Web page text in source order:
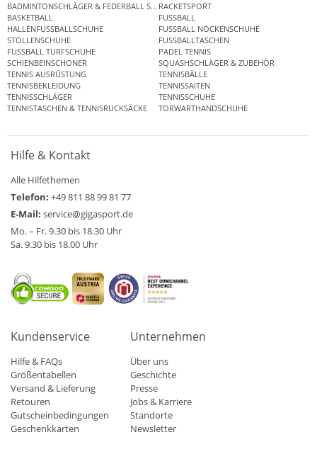
BADMINTONSCHLÄGER & FEDERBALL SETSRACKETSPORT
BASKETBALL
FUSSBALL
HALLENFUSSBALLSCHUHE
FUSSBALL NOCKENSCHUHE
STOLLENSCHUHE
FUSSBALLTASCHEN
FUSSBALL TURFSCHUHE
PADEL TENNIS
SCHIENBEINSCHONER
SQUASHSCHLÄGER & ZUBEHÖR
TENNIS AUSRÜSTUNG
TENNISBÄLLE
TENNISBEKLEIDUNG
TENNISSAITEN
TENNISSCHLÄGER
TENNISSCHUHE
TENNISTASCHEN & TENNISRUCKSÄCKE
TORWARTHANDSCHUHE
Hilfe & Kontakt
Alle Hilfethemen
Telefon: +49 811 88 99 81 77
E-Mail: service@gigasport.de
Mo. – Fr. 9.30 bis 18.30 Uhr
Sa. 9.30 bis 18.00 Uhr
Kundenservice
Hilfe & FAQs
Größentabellen
Versand & Lieferung
Retouren
Gutscheinbedingungen
Geschenkkarten
Unternehmen
Über uns
Geschichte
Presse
Jobs & Karriere
Standorte
Newsletter